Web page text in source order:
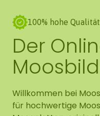
100% hohe Qualität
Der
Willkommen bei
für hochwertige